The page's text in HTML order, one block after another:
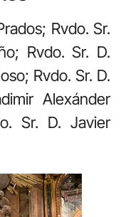
Rvdo. Sr.
Rvdo. Sr. D.
Rvdo. Sr. D.
Alexánder
Sr. D. Javier